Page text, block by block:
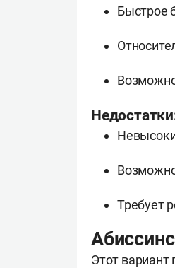
Быстрое
Требует
Этот вариант